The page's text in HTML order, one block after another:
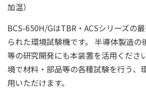
加温）
BCS-650H/GはTBR・ACSシリーズの
られた環境試験機です。 半導体製造の
等の研究開発にも本装置を活用くださ
境で材料・部品等の各種試験を行う、
用いただけます。